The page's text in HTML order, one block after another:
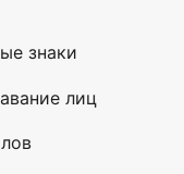
знаки
лиц